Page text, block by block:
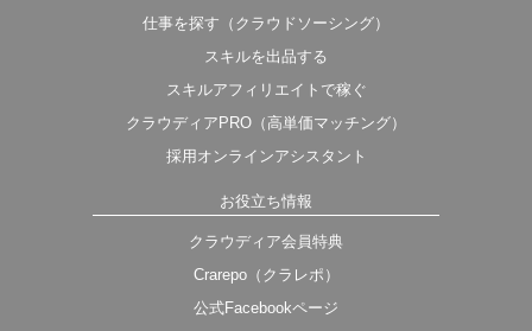
仕事を探す（クラウドソーシング）
スキルを出品する
スキルアフィリエイトで稼ぐ
クラウディアPRO（高単価マッチング）
採用オンラインアシスタント
お役立ち情報
クラウディア会員特典
Crarepo（クラレポ）
公式Facebookページ